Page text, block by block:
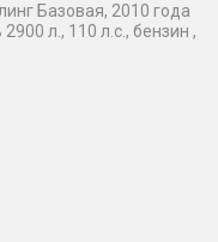
Базовая, 2010 года
л., 110 л.с., бензин ,